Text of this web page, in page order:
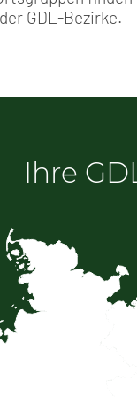
GDL-Bezirke.
Ihre